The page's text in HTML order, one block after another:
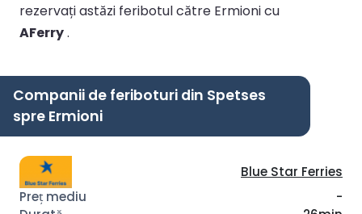
rezervați astăzi feribotul către Ermioni cu
AFerry.
Companii de feriboturi din Spetses
spre Ermioni
Blue Star Ferries
-